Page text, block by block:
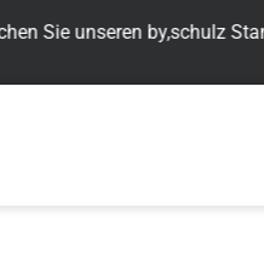
unseren by,schulz Stand